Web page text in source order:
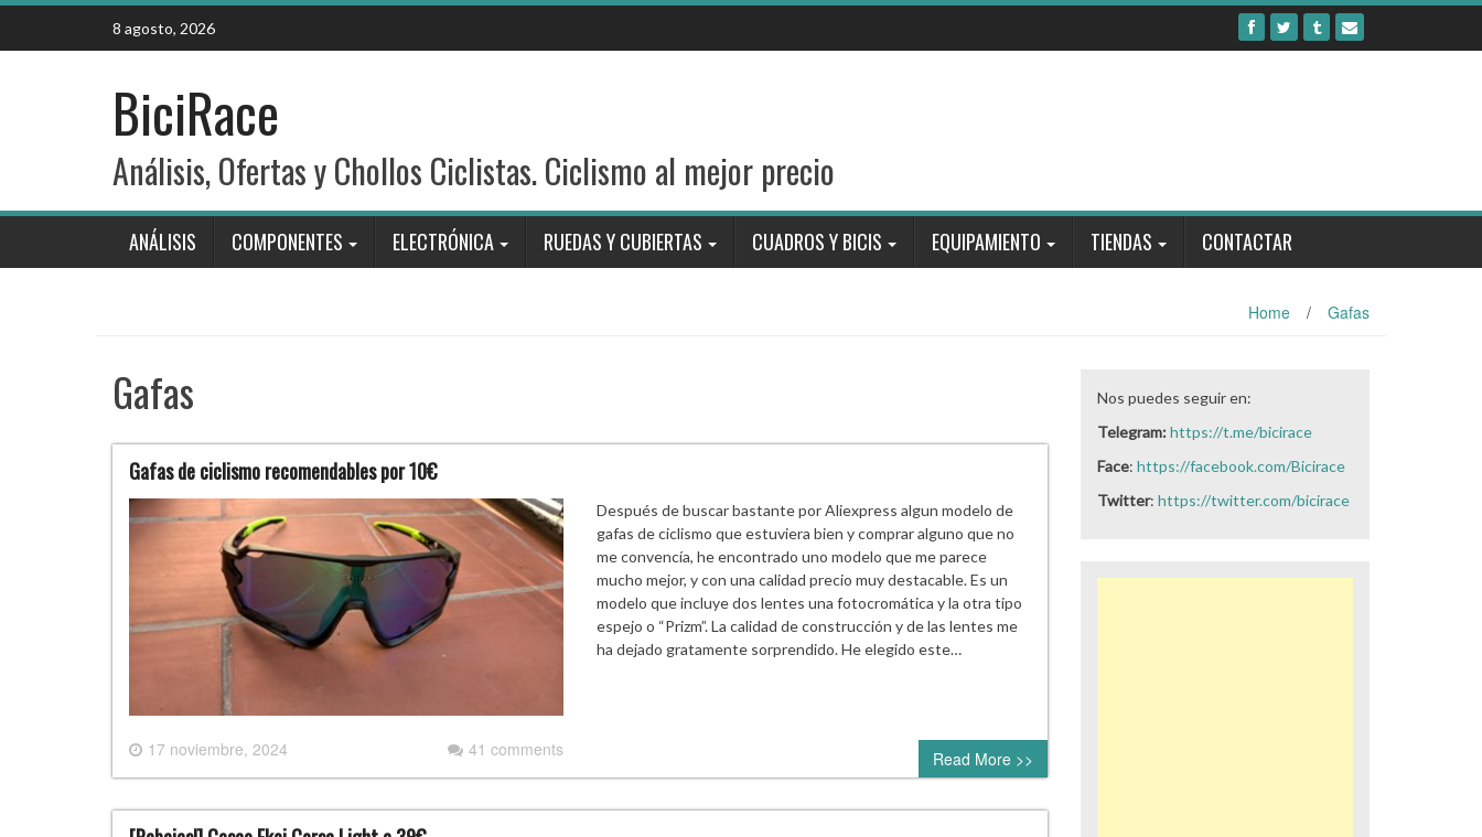
Skip
content
8 agosto, 2026
BiciRace
Análisis, Ofertas y Chollos Ciclistas. Ciclismo al mejor precio
ANÁLISIS COMPONENTES ELECTRÓNICA RUEDAS Y CUBIERTAS CUADROS Y BICIS EQUIPAMIENTO TIENDAS CONTACTAR
Home / Gafas
Gafas
Gafas de ciclismo recomendables por 10€
17 noviembre, 2024 41 comments
Después de buscar bastante por Aliexpress algun modelo de
gafas de ciclismo que estuviera bien y comprar alguno que no
me convencía, he encontrado uno modelo que me parece
mucho mejor, y con una calidad precio muy destacable. Es un
modelo que incluye dos lentes una fotocromática y la otra tipo
espejo o “Prizm”. La calidad de construcción y de las lentes me
ha dejado gratamente sorprendido. He elegido este…
Read More >>
Nos puedes seguir en:
Telegram:https://t.me/bicirace
Face: https://facebook.com/Bicirace
Twitter: https://twitter.com/bicirace